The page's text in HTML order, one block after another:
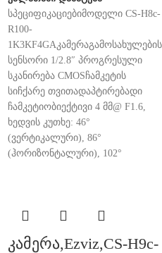
სპეციფიკაციებიმოდელი CS-H8c-
R100-
1K3KF4GAკამერაგამოსახულების
სენსორი 1/2.8″ პროგრესული
სკანირება CMOSჩამკეტის
სიჩქარე თვითადაპტირებადი
ჩამკეტიობიექტივი 4 მმ@ F1.6,
ხედვის კუთხე: 46°
(ვერტიკალური), 86°
(ჰორიზონტალური), 102°
კამერა,Ezviz,CS-H9c-